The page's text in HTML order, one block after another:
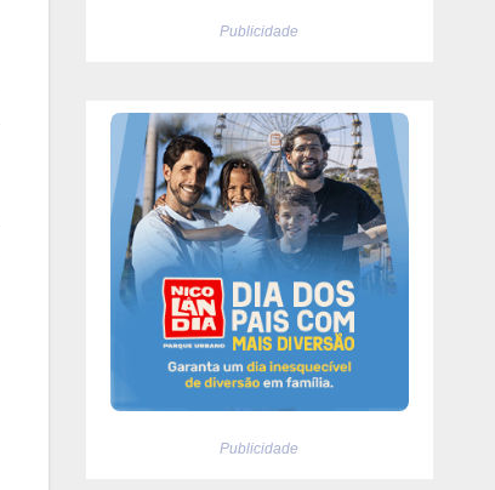
Publicidade
Publicidade